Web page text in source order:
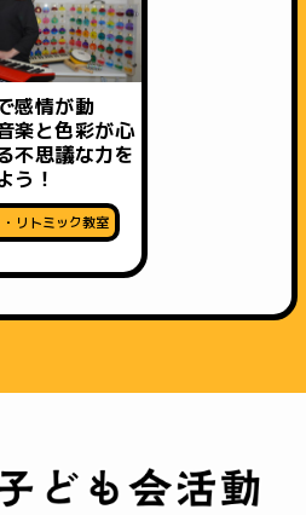
感情が動
楽と色彩が心
不思議な力を
う！
リトミック教室